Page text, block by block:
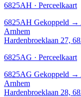
6825AH · Perceelkaart
6825AH Gekoppeld →
Arnhem
Hardenbroeklaan 27,
6825AG · Perceelkaart
6825AG Gekoppeld →
Arnhem
Hardenbroeklaan 28,